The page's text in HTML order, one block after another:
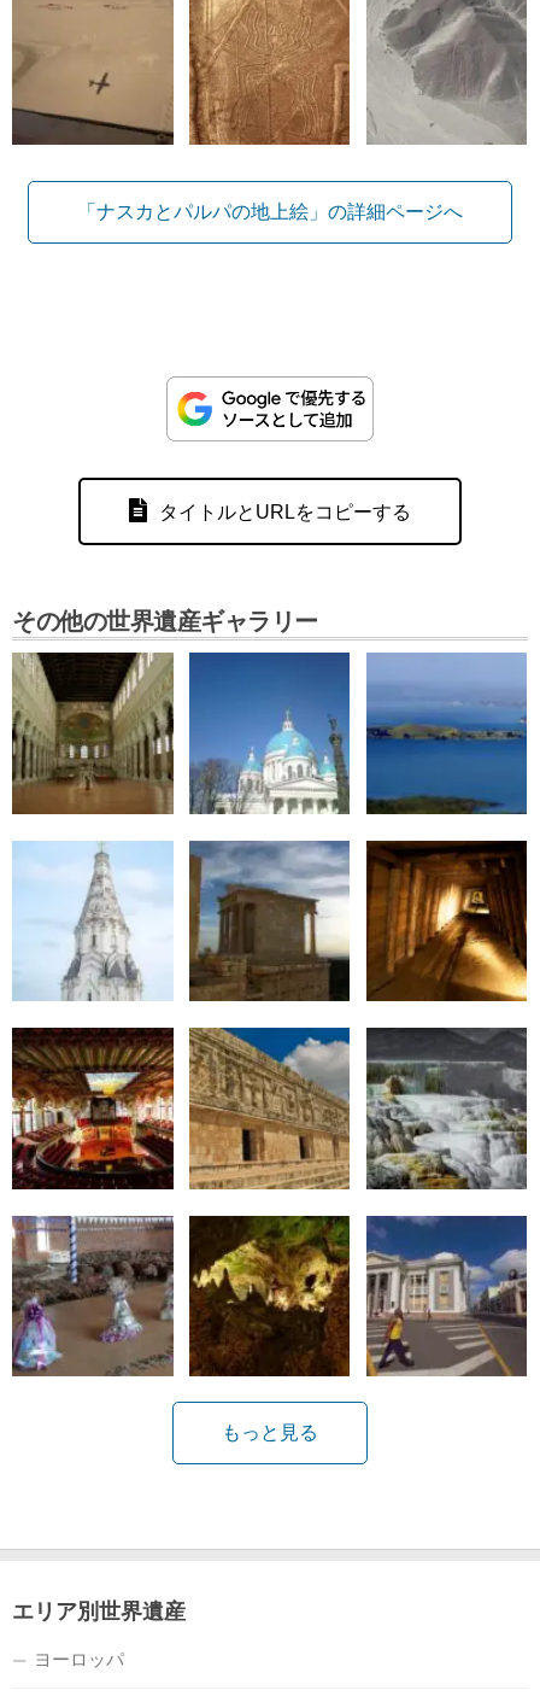
「ナスカとパルパの地上絵」の詳細ページへ
タイトルとURLをコピーする
その他の世界遺産ギャラリー
もっと見る
エリア別世界遺産
ヨーロッパ